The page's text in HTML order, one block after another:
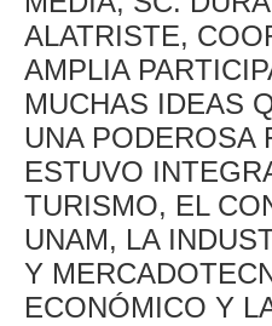
ALATRISTE,
AMPLIA
MUCHAS IDEAS
UNA PODEROSA
ESTUVO
TURISMO, EL
UNAM, LA
Y
ECONÓMICO Y